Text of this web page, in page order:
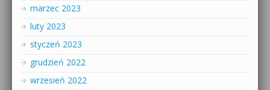
marzec 2023
luty 2023
styczeń 2023
grudzień 2022
wrzesień 2022